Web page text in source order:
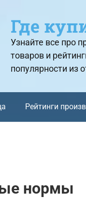
Где
Узнайте все про
товаров и
популярности из
Рейтинги
нормы